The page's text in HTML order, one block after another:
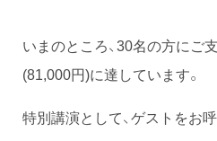
いまのところ、30名の方にご
(81,000円)に達しています。
特別講演として、ゲストをお